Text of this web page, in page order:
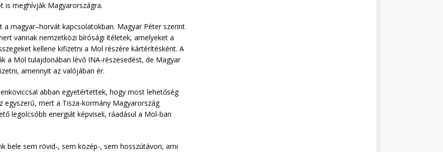
is meghívják Magyarországra.
magyar–horvát kapcsolatokban. Magyar Péter szerint
vannak nemzetközi bírósági ítéletek, amelyeket a
kellene kifizetni a Mol részére kártérítésként. A
a Mol tulajdonában lévő INA-részesedést, de Magyar
amennyit az valójában ér.
abban egyetértettek, hogy most lehetőség
egyszerű, mert a Tisza-kormány Magyarország
legolcsóbb energiát képviseli, ráadásul a Mol-ban
bele sem rövid-, sem közép-, sem hosszútávon, ami